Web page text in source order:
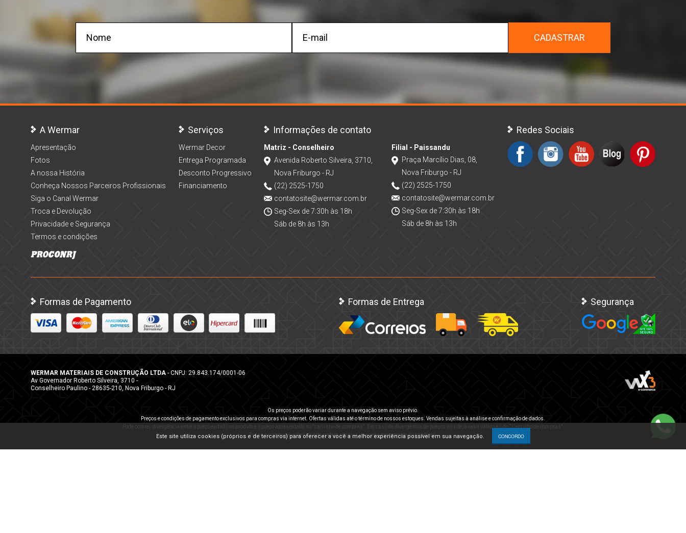
Este site utiliza cookies (próprios e de terceiros) para oferecer a você a melhor experiência possível em sua navegação. CONCORDO
CADASTRAR
A Wermar
Apresentação
Fotos
A nossa História
Conheça Nossos Parceiros Profissionais
Siga o Canal Wermar
Troca e Devolução
Privacidade e Segurança
Termos e condições
Serviços
Wermar Decor
Entrega Programada
Desconto Progressivo
Financiamento
Informações de contato
Matriz - Conselheiro
Avenida Roberto Silveira, 3710,
Nova Friburgo - RJ
(22) 2525-1750
contatosite@wermar.com.br
Seg-Sex de 7:30h às 18h
Sáb de 8h às 13h
Filial - Paissandu
Praça Marcílio Dias, 08,
Nova Friburgo - RJ
(22) 2525-1750
contatosite@wermar.com.br
Seg-Sex de 7:30h às 18h
Sáb de 8h às 13h
Redes Sociais
Formas de Pagamento Formas de Entrega Segurança
WERMAR MATERIAIS DE CONSTRUÇÃO LTDA - CNPJ: 29.843.174/0001-06
Av Governador Roberto Silveira, 3710 -
Conselheiro Paulino - 28635-210, Nova Friburgo - RJ
Os preços poderão variar durante a navegação sem aviso prévio.
Preços e condições de pagamento exclusivos para compras via internet. Ofertas válidas até o término de nossos estoques. Vendas sujeitas à análise e confirmação de dados.
Pode ocorrer divergência entre o preço exibido no produto e o preço apresentado no “carrinho de compras”. Em caso de divergência de preços no site, o valor válido é o do “Carrinho de compras”.
Todas as comunicações do site podem possuir imagens meramente ilustrativas.